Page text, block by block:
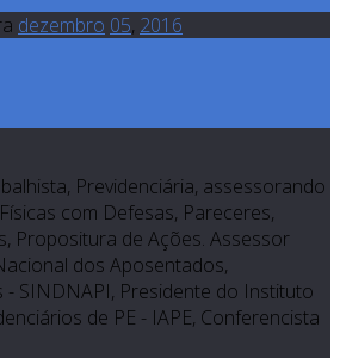
dezembro 05, 2016
Previdenciária, assessorando
com Defesas, Pareceres,
Propositura de Ações. Assessor
dos Aposentados,
- SINDNAPI, Presidente do Instituto
de PE - IAPE, Conferencista